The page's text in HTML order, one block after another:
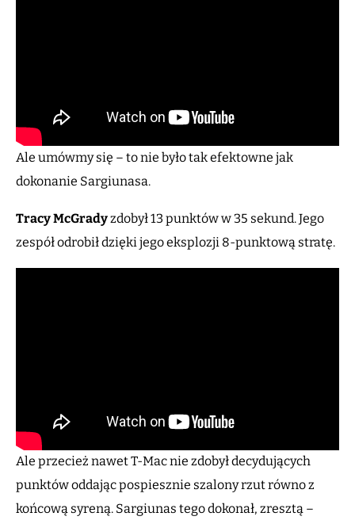
Ale umówmy się – to nie było tak efektowne jak
dokonanie Sargiunasa.
Tracy McGradyzdobył 13 punktów w 35 sekund. Jego
zespół odrobił dzięki jego eksplozji 8-punktową stratę.
Ale przecież nawet T-Mac nie zdobył decydujących
punktów oddając pospiesznie szalony rzut równo z
końcową syreną. Sargiunas tego dokonał, zresztą –